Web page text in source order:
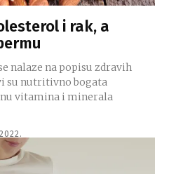
i rak, a
nalaze na popisu zdravih
su nutritivno bogata
vitamina i minerala